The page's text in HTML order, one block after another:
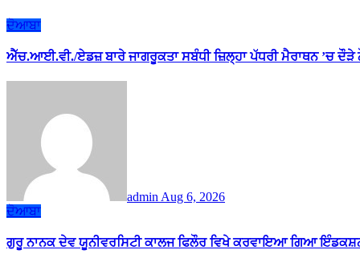
ਦੋਆਬਾ
ਐੱਚ.ਆਈ.ਵੀ./ਏਡਜ਼ ਬਾਰੇ ਜਾਗਰੂਕਤਾ ਸਬੰਧੀ ਜ਼ਿਲ੍ਹਾ ਪੱਧਰੀ ਮੈਰਾਥਨ ’ਚ ਦੌੜੇ
admin Aug 6, 2026
ਦੋਆਬਾ
ਗੁਰੂ ਨਾਨਕ ਦੇਵ ਯੂਨੀਵਰਸਿਟੀ ਕਾਲਜ ਫਿਲੌਰ ਵਿਖੇ ਕਰਵਾਇਆ ਗਿਆ